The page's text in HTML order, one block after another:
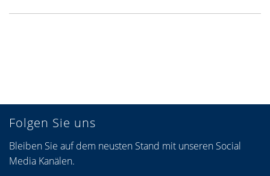
Folgen Sie uns
Bleiben Sie auf dem neusten Stand mit unseren Social
Media Kanälen.